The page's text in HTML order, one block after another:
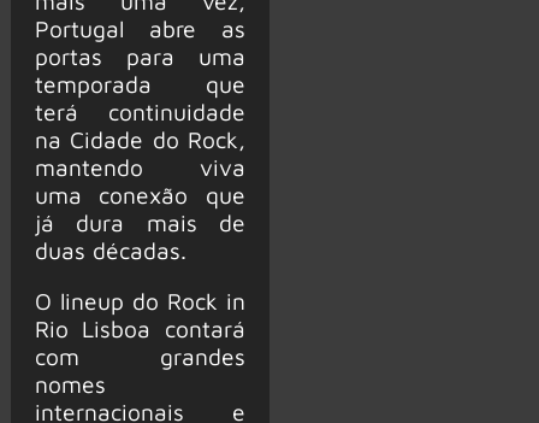
Portugal abre as
portas para uma
temporada que
terá continuidade
na Cidade do Rock,
mantendo viva
uma conexão que
já dura mais de
duas décadas.
O lineup do Rock in
Rio Lisboa contará
com grandes
nomes
internacionais e